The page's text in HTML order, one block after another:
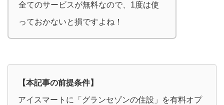
全てのサービスが無料なので、1度は使
っておかないと損ですよね！
【本記事の前提条件】
アイスマートに「グランセゾンの住設」を有料オプ